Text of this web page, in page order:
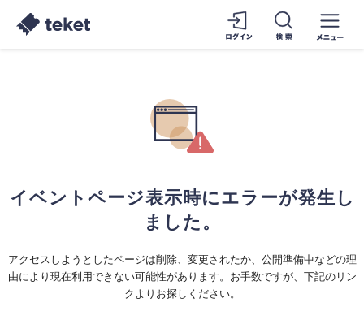
イベントページ表示時にエラーが発生し
ました。
アクセスしようとしたページは削除、変更されたか、公開準備中などの理
由により現在利用できない可能性があります。お手数ですが、下記のリン
クよりお探しください。